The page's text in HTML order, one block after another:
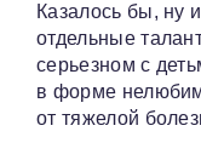
Казалось бы, ну
отдельные
серьезном с
в форме
от тяжелой